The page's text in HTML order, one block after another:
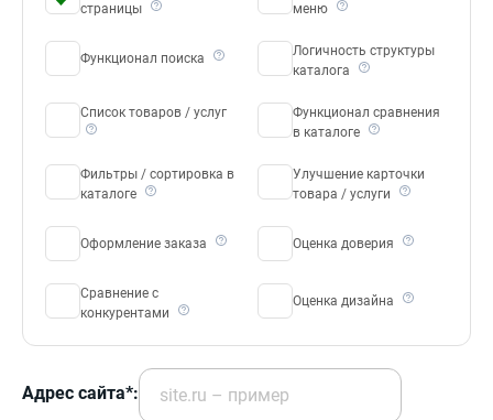
страницы
меню
Функционал поиска
Логичность структуры
каталога
Список товаров / услуг
Функционал сравнения
в каталоге
Фильтры / сортировка в
каталоге
Улучшение карточки
товара / услуги
Оформление заказа Оценка доверия
Сравнение с
конкурентами
Оценка дизайна
Адрес сайта*: